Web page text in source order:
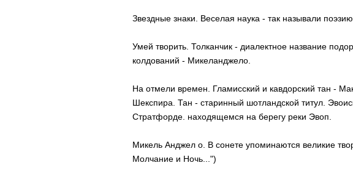
Звездные знаки. Веселая наука - так называли
Умей творить. Толканчик - диалектное название
колдований - Микеланджело.
На отмели времен. Гламисский и кавдорский тан -
Шекспира. Тан - старинный шотландской титул.
Стратфорде. находящемся на берегу реки Эвоп.
Микель Анджел о. В сонете упоминаются великие
Молчание и Ночь...")